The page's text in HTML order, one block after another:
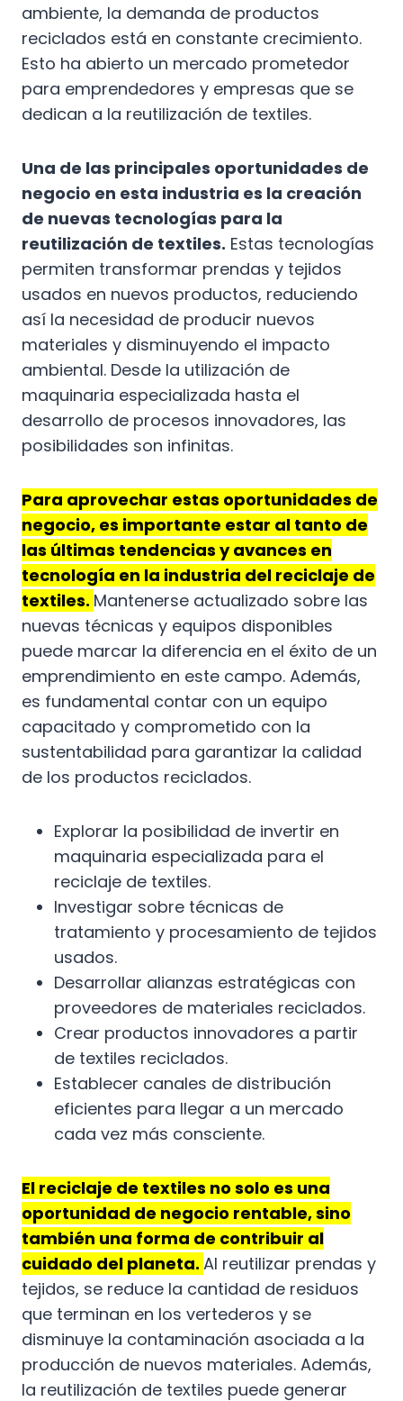
ambiente, la demanda de productos
reciclados está en constante crecimiento.
Esto ha abierto un mercado prometedor
para emprendedores y empresas que se
dedican a la reutilización de textiles.
Una de las principales oportunidades de
negocio en esta industria es la creación
de nuevas tecnologías para la
reutilización de textiles. Estas tecnologías
permiten transformar prendas y tejidos
usados en nuevos productos, reduciendo
así la necesidad de producir nuevos
materiales y disminuyendo el impacto
ambiental. Desde la utilización de
maquinaria especializada hasta el
desarrollo de procesos innovadores, las
posibilidades son infinitas.
Para aprovechar estas oportunidades de
negocio, es importante estar al tanto de
las últimas tendencias y avances en
tecnología en la industria del reciclaje de
textiles. Mantenerse actualizado sobre las
nuevas técnicas y equipos disponibles
puede marcar la diferencia en el éxito de un
emprendimiento en este campo. Además,
es fundamental contar con un equipo
capacitado y comprometido con la
sustentabilidad para garantizar la calidad
de los productos reciclados.
Explorar la posibilidad de invertir en
maquinaria especializada para el
reciclaje de textiles.
Investigar sobre técnicas de
tratamiento y procesamiento de tejidos
usados.
Desarrollar alianzas estratégicas con
proveedores de materiales reciclados.
Crear productos innovadores a partir
de textiles reciclados.
Establecer canales de distribución
eficientes para llegar a un mercado
cada vez más consciente.
El reciclaje de textiles no solo es una
oportunidad de negocio rentable, sino
también una forma de contribuir al
cuidado del planeta. Al reutilizar prendas y
tejidos, se reduce la cantidad de residuos
que terminan en los vertederos y se
disminuye la contaminación asociada a la
producción de nuevos materiales. Además,
la reutilización de textiles puede generar